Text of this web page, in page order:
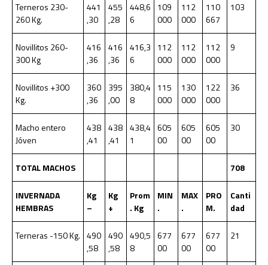
Terneros 230-
260 Kg.
441
,30
455
,28
448,6
6
109
000
112
000
110
667
103
Novillitos 260-
300 Kg
416
,36
416
,36
416,3
6
112
000
112
000
112
000
9
Novillitos +300
Kg.
360
,36
395
,00
380,4
8
115
000
130
000
122
000
36
Macho entero
Jóven
438
,41
438
,41
438,4
1
605
00
605
00
605
00
30
TOTAL MACHOS 708
INVERNADA
HEMBRAS
Kg
–
Kg
+
Prom
. Kg
MIN
.
MAX
.
PRO
M.
Canti
dad
Terneras -150 Kg. 490
,58
490
,58
490,5
8
677
00
677
00
677
00
21